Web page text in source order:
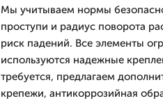
Мы учитываем нормы
проступи и радиус поворота
риск падений. Все элементы
используются надежные
требуется, предлагаем
крепежи, антикоррозийная